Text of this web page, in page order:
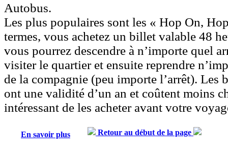
Autobus.
Les plus populaires sont les « Hop On,
termes, vous achetez un billet valable 48
vous pourrez descendre à n’importe quel
visiter le quartier et ensuite reprendre
de la compagnie (peu importe l’arrêt). Les
ont une validité d’un an et coûtent moins
intéressant de les acheter avant votre
En savoir plus Retour au début de la page